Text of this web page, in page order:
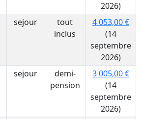
2026)
sejour
tout
inclus
4 053,00 €
(14
septembre
2026)
sejour
demi-
pension
3 005,00 €
(14
septembre
2026)